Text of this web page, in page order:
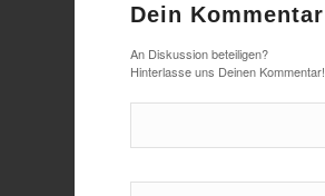
Dein Kommentar
An Diskussion beteiligen?
Hinterlasse uns Deinen Kommentar!